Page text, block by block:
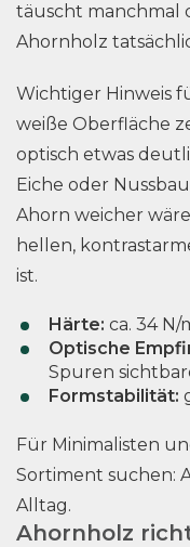
täuscht manchmal
Ahornholz
Wichtiger Hinweis
weiße Oberfläche
optisch etwas
Eiche oder
Ahorn weicher
hellen,
ist.
Härte: ca. 34
Optische
Spuren
Formstabilität:
Für Minimalisten
Sortiment suchen:
Alltag.
Ahornholz